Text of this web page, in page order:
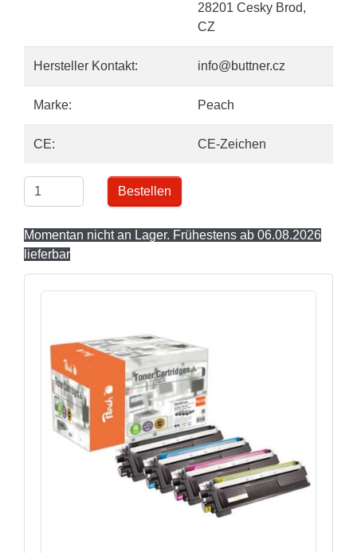
28201 Cesky Brod,
CZ
Hersteller Kontakt: info@buttner.cz
Marke: Peach
CE: CE-Zeichen
Bestellen
Momentan nicht an Lager. Frühestens ab 06.08.2026
lieferbar